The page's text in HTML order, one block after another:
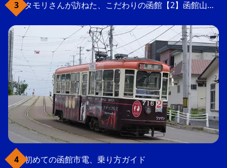
タモリさんが訪ねた、こだわりの函館【2】函館山の軍事要塞跡
初めての函館市電、乗り方ガイド